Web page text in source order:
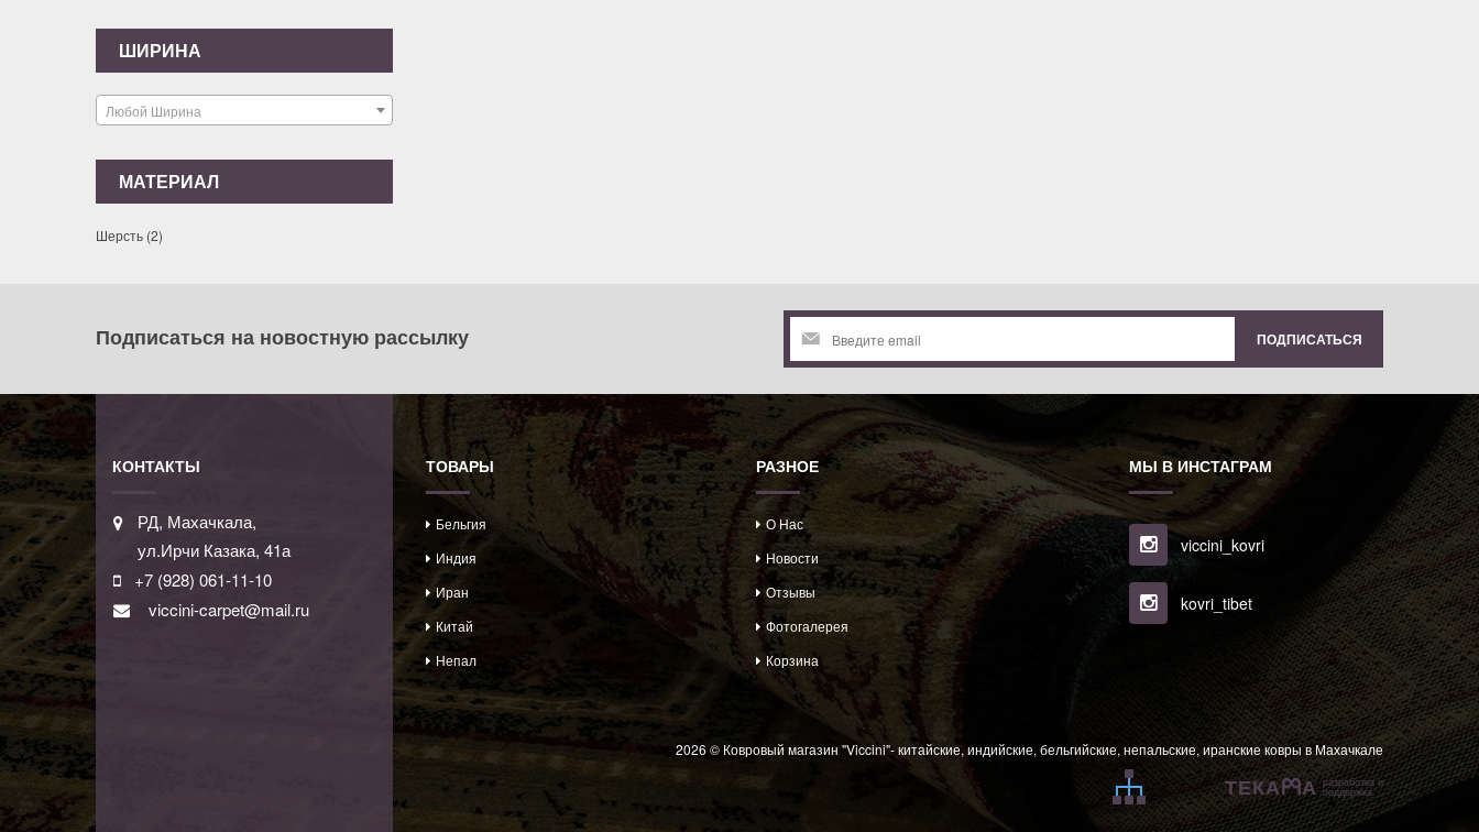
ШИРИНА
Любой Ширина
МАТЕРИАЛ
Шерсть (2)
Подписаться на новостную рассылку
КОНТАКТЫ
РД, Махачкала,
ул.Ирчи Казака, 41а
+7 (928) 061-11-10
viccini-carpet@mail.ru
ТОВАРЫ
Бельгия
Индия
Иран
Китай
Непал
РАЗНОЕ
О Нас
Новости
Отзывы
Фотогалерея
Корзина
МЫ В ИНСТАГРАМ
viccini_kovri
kovri_tibet
2026 © Ковровый магазин "Viccini"- китайские, индийские, бельгийские, непальские, иранские ковры в Махачкале
ТЕКА А разработка и
поддержка